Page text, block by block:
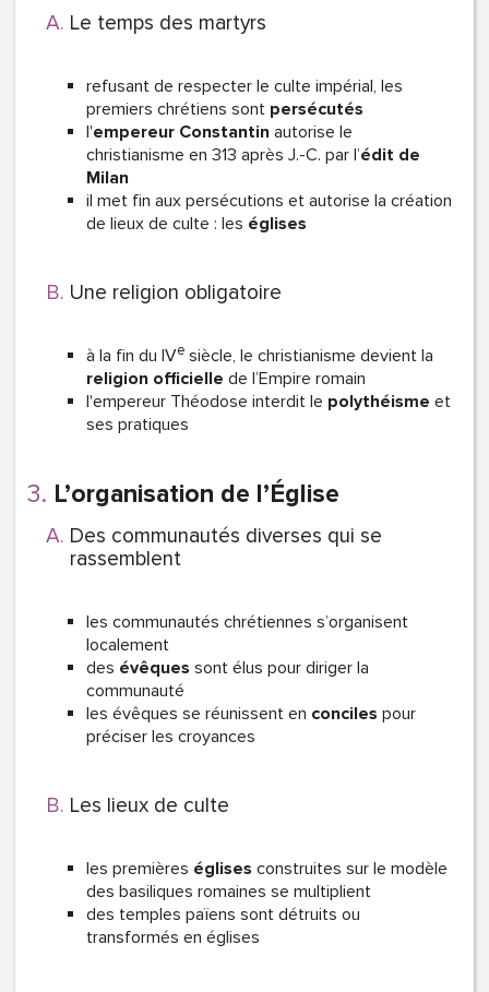
Le temps des martyrs
refusant de respecter le culte impérial, les
premiers chrétiens sont persécutés
l'empereur Constantin autorise le
christianisme en 313 après J.-C. par l’édit de
Milan
il met fin aux persécutions et autorise la création
de lieux de culte : les églises
Une religion obligatoire
à la fin du IVe siècle, le christianisme devient la
religion officielle de l’Empire romain
l'empereur Théodose interdit le polythéisme et
ses pratiques
L’organisation de l’Église
Des communautés diverses qui se
rassemblent
les communautés chrétiennes s’organisent
localement
des évêques sont élus pour diriger la
communauté
les évêques se réunissent en conciles pour
préciser les croyances
Les lieux de culte
les premières églises construites sur le modèle
des basiliques romaines se multiplient
des temples païens sont détruits ou
transformés en églises